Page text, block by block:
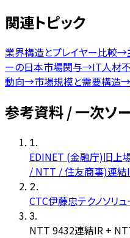
関連トピック
業界構造とプレイヤー比較→
ーの日本市場関与→IT人材
動向→市場規模と需要構造→
参考資料 / 一次ソ
1.
EDINET (金融庁)旧上
/ NTT / 住友商事)連結
2.
CTC伊藤忠テクノソリ
3.
NTT 9432連結IR +